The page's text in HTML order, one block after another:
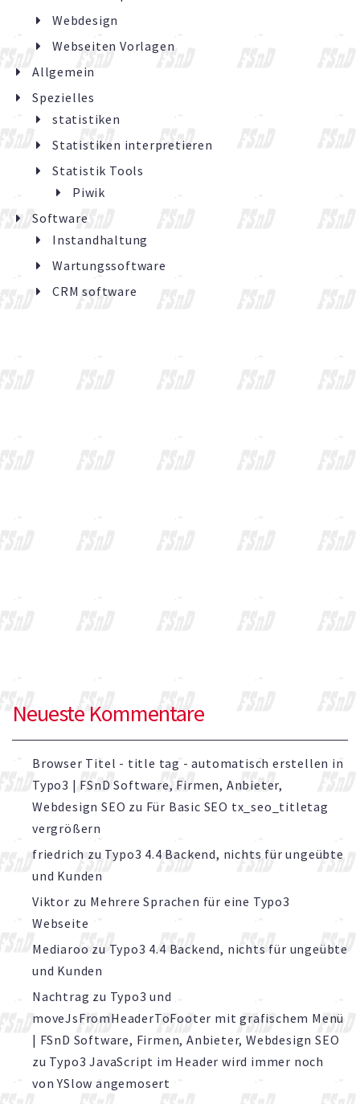
Webdesign
Webseiten Vorlagen
Allgemein
Spezielles
statistiken
Statistiken interpretieren
Statistik Tools
Piwik
Software
Instandhaltung
Wartungssoftware
CRM software
Neueste Kommentare
Browser Titel - title tag - automatisch erstellen in
Typo3 | FSnD Software, Firmen, Anbieter,
Webdesign SEO zu Für Basic SEO tx_seo_titletag
vergrößern
friedrich zu Typo3 4.4 Backend, nichts für ungeübte
und Kunden
Viktor zu Mehrere Sprachen für eine Typo3
Webseite
Mediaroo zu Typo3 4.4 Backend, nichts für ungeübte
und Kunden
Nachtrag zu Typo3 und
moveJsFromHeaderToFooter mit grafischem Menü
| FSnD Software, Firmen, Anbieter, Webdesign SEO
zu Typo3 JavaScript im Header wird immer noch
von YSlow angemosert